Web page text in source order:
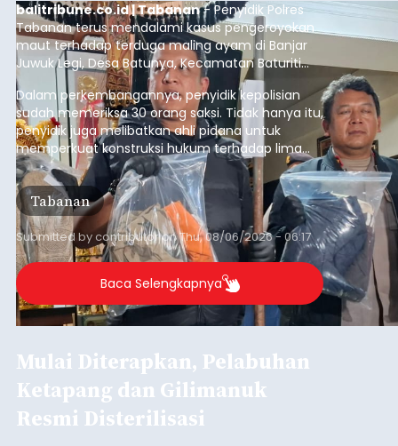
balitribune.co.id | Tabanan- Penyidik Polres
Tabanan terus mendalami kasus pengeroyokan
maut terhadap terduga maling ayam di Banjar
Juwuk Legi, Desa Batunya, Kecamatan Baturiti
yang terjadi beberapa waktu lalu.
Dalam perkembangannya, penyidik kepolisian
sudah memeriksa 30 orang saksi. Tidak hanya itu,
penyidik juga melibatkan ahli pidana untuk
memperkuat konstruksi hukum terhadap lima
orang tersangka yang saat ini ditahan.
Tabanan
Submitted bycontributoronThu, 08/06/2026 - 06:17
Baca Selengkapnya
Mulai Diterapkan, Pelabuhan
Ketapang dan Gilimanuk
Resmi Disterilisasi